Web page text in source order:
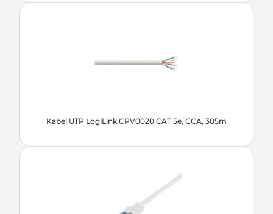
Kabel UTP LogiLink CPV0020 CAT 5e, CCA, 305m